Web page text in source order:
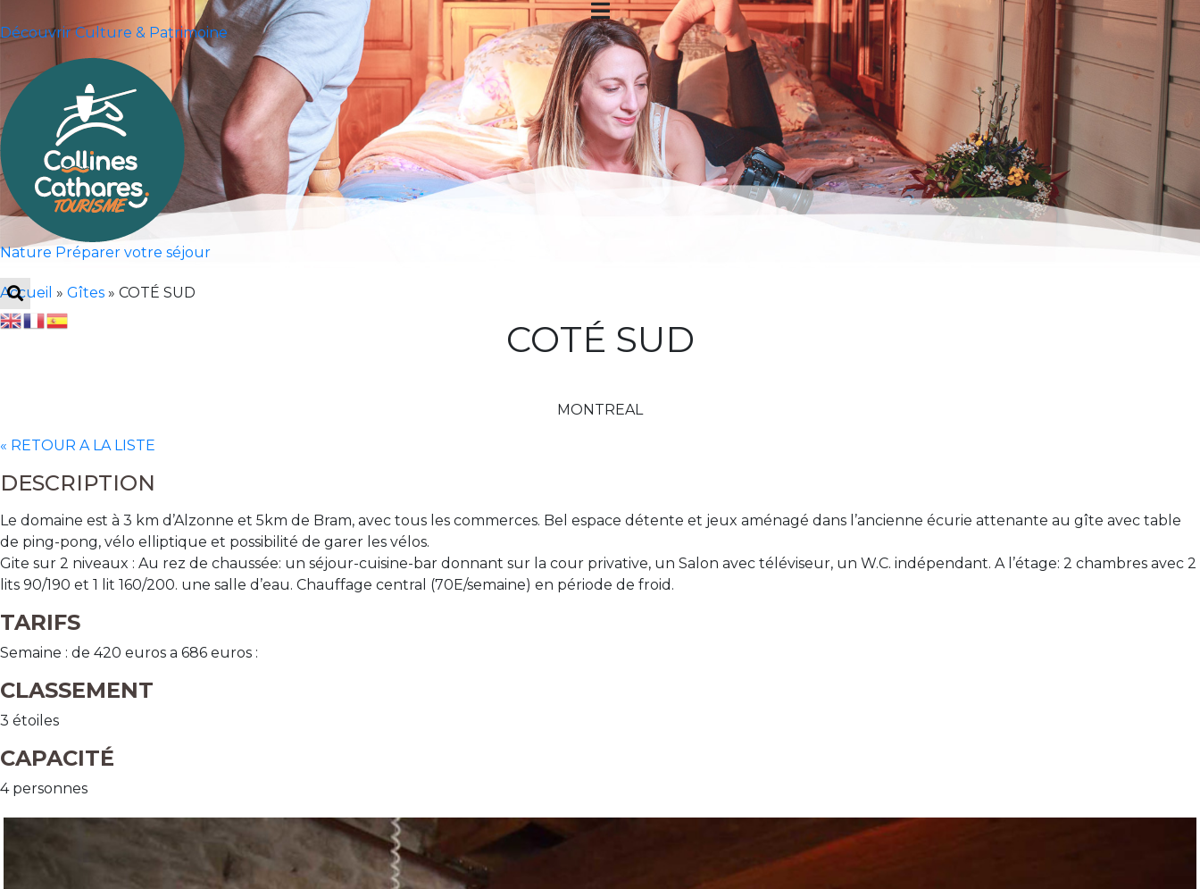
Découvrir Culture & Patrimoine
Nature Préparer votre séjour
Accueil » Gîtes » COTÉ SUD
COTÉ SUD
MONTREAL
« RETOUR A LA LISTE
DESCRIPTION
Le domaine est à 3 km d’Alzonne et 5km de Bram, avec tous les commerces. Bel espace détente et jeux aménagé dans l’ancienne écurie attenante au gîte avec table
de ping-pong, vélo elliptique et possibilité de garer les vélos.
Gite sur 2 niveaux : Au rez de chaussée: un séjour-cuisine-bar donnant sur la cour privative, un Salon avec téléviseur, un W.C. indépendant. A l’étage: 2 chambres avec 2
lits 90/190 et 1 lit 160/200. une salle d’eau. Chauffage central (70E/semaine) en période de froid.
TARIFS
Semaine : de 420 euros a 686 euros :
CLASSEMENT
3 étoiles
CAPACITÉ
4 personnes